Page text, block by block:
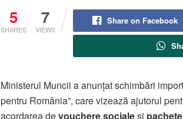
5
SHARES
7
VIEWS
Share on Facebook
Ministerul Muncii a anunțat schimbări
pentru România”, care vizează ajutorul
acordarea devouchere socialeși